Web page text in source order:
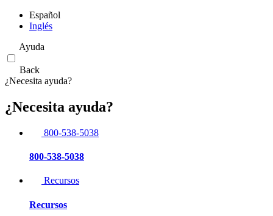
Español
Inglés
Ayuda
Back
¿Necesita ayuda?
¿Necesita ayuda?
800-538-5038
800-538-5038
Recursos
Recursos